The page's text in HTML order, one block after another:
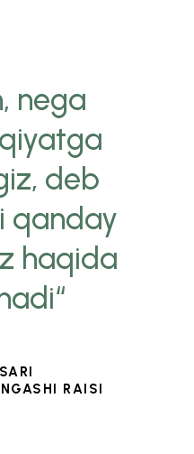
nega
deb
qanday
haqida
RAISI